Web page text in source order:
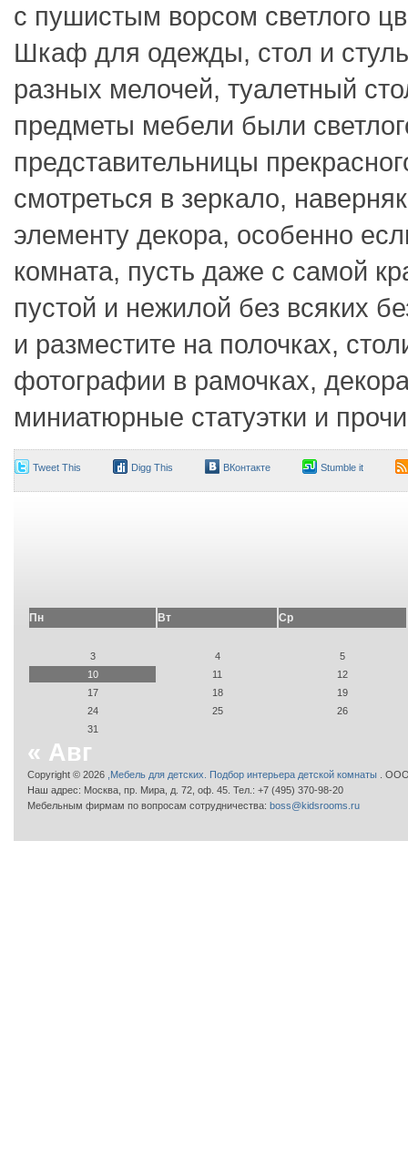
с пушистым ворсом светлого
Шкаф для одежды, стол и
разных мелочей, туалетный
предметы мебели были
представительницы
смотреться в зеркало,
элементу декора, особенно
комната, пусть даже с самой
пустой и нежилой без всяких
и разместите на полочках,
фотографии в рамочках,
миниатюрные статуэтки и
Tweet This Digg This ВКонтакте Stumble it
Пн Вт Ср
3 4
5
10
11
12
17
18
19
24
25
26
31
« Авг
Copyright © 2026 ,Мебель для детских. Подбор интерьера детской комнаты
.
Наш адрес: Москва, пр. Мира, д. 72, оф. 45. Тел.: +7 (495) 370-98-20
Мебельным фирмам по вопросам сотрудничества: boss@kidsrooms.ru